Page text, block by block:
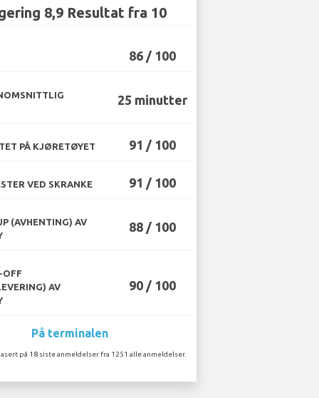
8,9 Resultat fra 10
86 / 100
25 minutter
PÅ KJØRETØYET 91 / 100
VED SKRANKE 91 / 100
(AVHENTING) AV
88 / 100
OFF
AV
90 / 100
På terminalen
på 18 siste anmeldelser fra 1251 alle anmeldelser.